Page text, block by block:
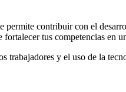
permite contribuir con el
fortalecer tus competencias en
trabajadores y el uso de la